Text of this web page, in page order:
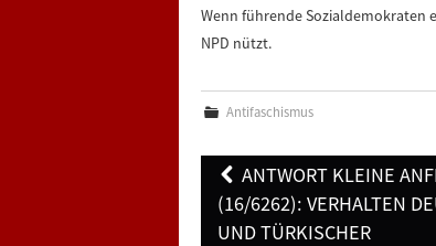
Wenn führende Sozialdemokraten
NPD nützt.
Antifaschismus
Post
navigation
ANTWORT KLEINE
(16/6262): VERHALTEN
UND TÜRKISCHER